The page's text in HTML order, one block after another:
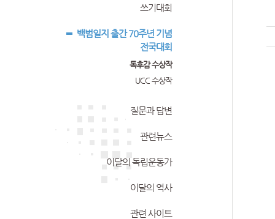
쓰기대회
백범일지 출간 70주년 기념
전국대회
독후감 수상작
UCC 수상작
질문과 답변
관련뉴스
이달의 독립운동가
이달의 역사
관련 사이트